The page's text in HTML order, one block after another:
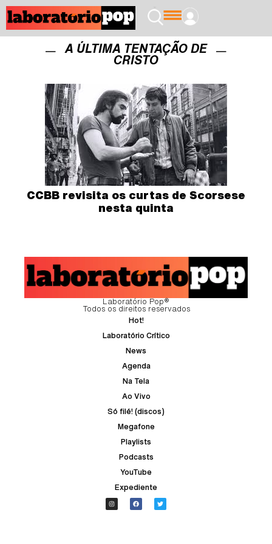
A ÚLTIMA TENTAÇÃO DE
CRISTO
CCBB revisita os curtas de Scorsese
nesta quinta
Laboratório Pop®
Todos os direitos reservados
Hot!
Laboratório Crítico
News
Agenda
Na Tela
Ao Vivo
Só filé! (discos)
Megafone
Playlists
Podcasts
YouTube
Expediente